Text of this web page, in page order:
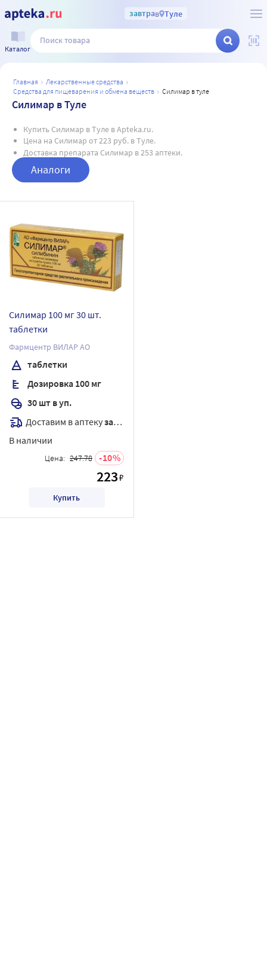
завтрав Туле
Каталог
главная
лекарственные средства
средства для пищеварения и обмена веществ
силимар в туле
Силимар в Туле
Купить Силимар в Туле в Apteka.ru.
Цена на Силимар от 223 руб. в Туле.
Доставка препарата Силимар в 253 аптеки.
Аналоги
Силимар 100 мг 30 шт.
таблетки
Фармцентр ВИЛАР АО
таблетки
Дозировка 100 мг
30 шт в уп.
Доставим в аптекузавтра
В наличии
Цена: 247.78 10
223₽
Купить